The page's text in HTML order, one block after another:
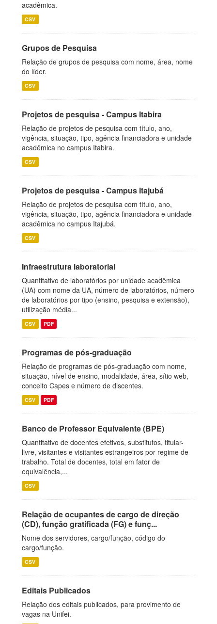
acadêmica.
CSV
Grupos de Pesquisa
Relação de grupos de pesquisa com nome, área, nome
do líder.
CSV
Projetos de pesquisa - Campus Itabira
Relação de projetos de pesquisa com título, ano,
vigência, situação, tipo, agência financiadora e unidade
acadêmica no campus Itabira.
CSV
Projetos de pesquisa - Campus Itajubá
Relação de projetos de pesquisa com título, ano,
vigência, situação, tipo, agência financiadora e unidade
acadêmica no campus Itajubá.
CSV
Infraestrutura laboratorial
Quantitativo de laboratórios por unidade acadêmica
(UA) com nome da UA, número de laboratórios, número
de laboratórios por tipo (ensino, pesquisa e extensão),
utilização média...
CSV PDF
Programas de pós-graduação
Relação de programas de pós-graduação com nome,
situação, nível de ensino, modalidade, área, sítio web,
conceito Capes e número de discentes.
CSV PDF
Banco de Professor Equivalente (BPE)
Quantitativo de docentes efetivos, substitutos, titular-
livre, visitantes e visitantes estrangeiros por regime de
trabalho. Total de docentes, total em fator de
equivalência,...
CSV
Relação de ocupantes de cargo de direção
(CD), função gratificada (FG) e funç...
Nome dos servidores, cargo/função, código do
cargo/função.
CSV
Editais Publicados
Relação dos editais publicados, para provimento de
vagas na Unifei.